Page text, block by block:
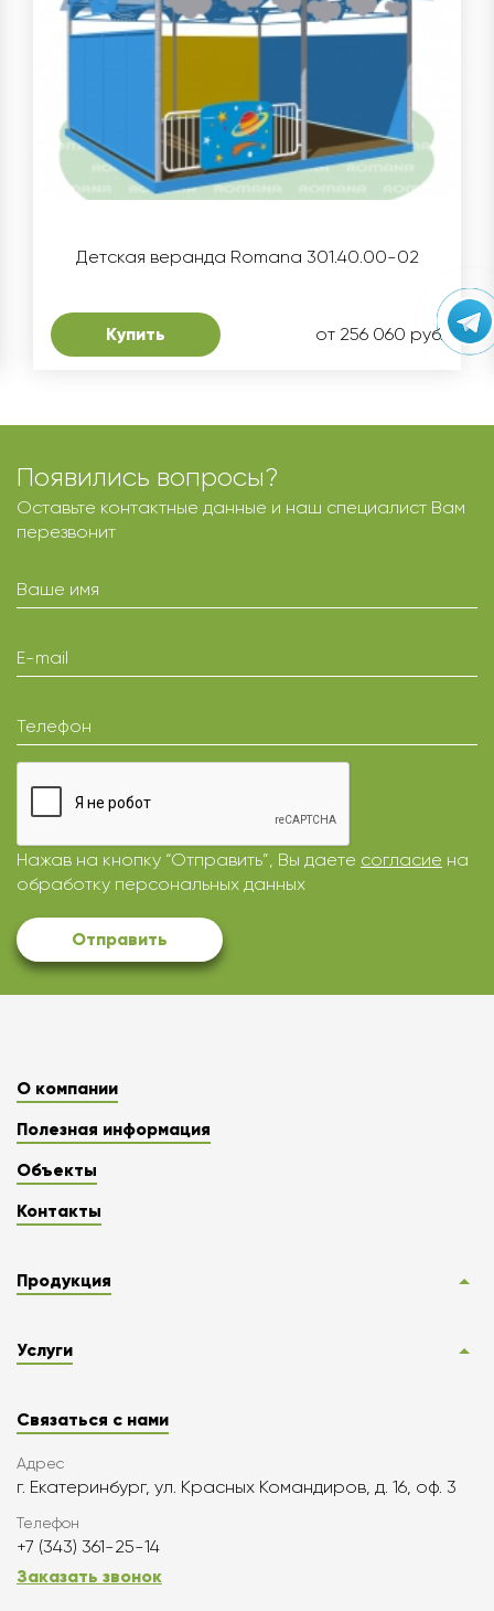
Детская веранда Romana 301.40.00-02
Купить от 256 060 руб.
Появились вопросы?
Оставьте контактные данные и наш специалист Вам
перезвонит
Ваше имя
E-mail
Телефон
Нажав на кнопку “Отправить”, Вы даете согласие на
обработку персональных данных
Отправить
О компании
Полезная информация
Объекты
Контакты
Продукция
Услуги
Связаться с нами
Адрес
г. Екатеринбург, ул. Красных Командиров, д. 16, оф. 3
Телефон
+7 (343) 361-25-14
Заказать звонок